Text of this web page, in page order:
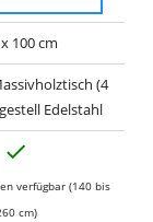
100 cm
(4
Edelstahl
verfügbar (140 bis
cm)